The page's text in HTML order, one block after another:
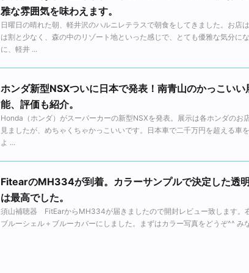
雅な雰囲気を味わえます。
日曜日の晴れた朝、軽井沢のハルニレテラスで朝食をしてきました。お店
は割と少なく、森の中のリゾート地といった感じで、とても優雅な気分に
に、軽井 ...
ホンダ新型NSXついに日本で発表！南青山のかっこい
能、評価も紹介。
Honda（ホンダ）がスーパーカーの新型NSXを発表。展示は各ホンダのお
見ましたが、めちゃくちゃかっこいいです。日本車で二千万円を超える車
よ ...
FitearのMH334が到着。カラーサンプルで決定した透
は最高でした。
須山補聴器 FitEarからMH334が届きましたので開封レビュー致します
ブルーシェル＋ブルーカバーにしました。まずはカラー写真をどうぞ^^ み